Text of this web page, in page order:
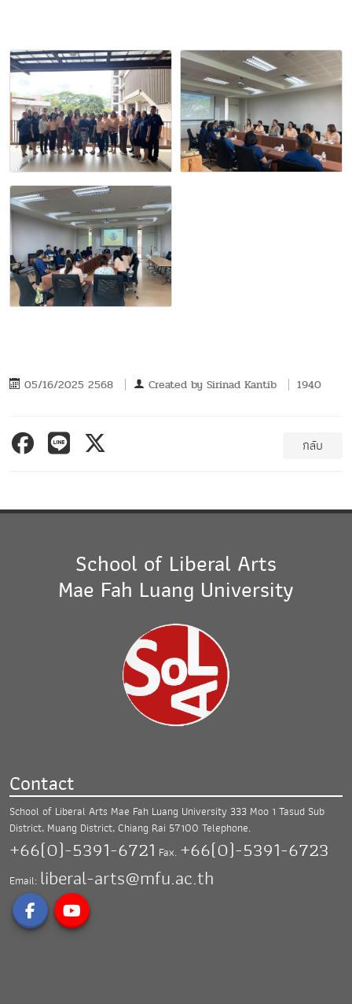
05/16/2025 2568 Created by Sirinad Kantib 1940
กลับ
School of Liberal Arts
Mae Fah Luang University
Contact
School of Liberal Arts Mae Fah Luang University 333 Moo 1 Tasud Sub
District, Muang District,Chiang Rai 57100 Telephone.
+66(0)-5391-6721 Fax. +66(0)-5391-6723
Email: liberal-arts@mfu.ac.th